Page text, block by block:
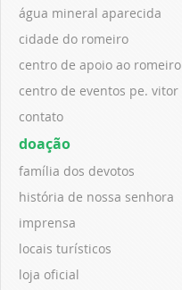
água mineral aparecida
cidade do romeiro
centro de apoio ao romeiro
centro de eventos pe. vitor
contato
doação
família dos devotos
história de nossa senhora
imprensa
locais turísticos
loja oficial